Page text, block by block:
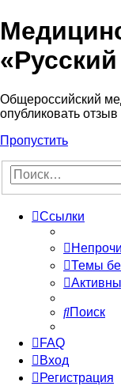
Общероссийский
опубликовать
Пропустить
Ссылки
Темы
Поиск
FAQ
Вход
Регистрация